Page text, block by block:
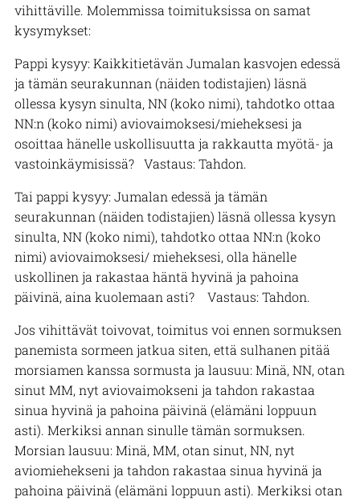
vihittäville. Molemmissa toimituksissa on samat
kysymykset:
Pappi kysyy: Kaikkitietävän Jumalan kasvojen edessä
ja tämän seurakunnan (näiden todistajien) läsnä
ollessa kysyn sinulta, NN (koko nimi), tahdotko ottaa
NN:n (koko nimi) aviovaimoksesi/mieheksesi ja
osoittaa hänelle uskollisuutta ja rakkautta myötä- ja
vastoinkäymisissä? Vastaus: Tahdon.
Tai pappi kysyy: Jumalan edessä ja tämän
seurakunnan (näiden todistajien) läsnä ollessa kysyn
sinulta, NN (koko nimi), tahdotko ottaa NN:n (koko
nimi) aviovaimoksesi/ mieheksesi, olla hänelle
uskollinen ja rakastaa häntä hyvinä ja pahoina
päivinä, aina kuolemaan asti? Vastaus: Tahdon.
Jos vihittävät toivovat, toimitus voi ennen sormuksen
panemista sormeen jatkua siten, että sulhanen pitää
morsiamen kanssa sormusta ja lausuu: Minä, NN, otan
sinut MM, nyt aviovaimokseni ja tahdon rakastaa
sinua hyvinä ja pahoina päivinä (elämäni loppuun
asti). Merkiksi annan sinulle tämän sormuksen.
Morsian lausuu: Minä, MM, otan sinut, NN, nyt
aviomiehekseni ja tahdon rakastaa sinua hyvinä ja
pahoina päivinä (elämäni loppuun asti). Merkiksi otan